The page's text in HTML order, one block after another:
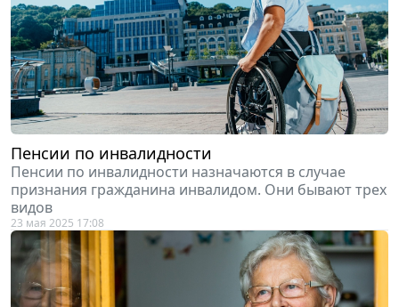
Пенсии по инвалидности
Пенсии по инвалидности назначаются в случае
признания гражданина инвалидом. Они бывают трех
видов
23 мая 2025 17:08